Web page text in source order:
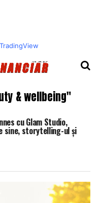
& wellbeing"
cu Glam Studio,
sine, storytelling-ul și